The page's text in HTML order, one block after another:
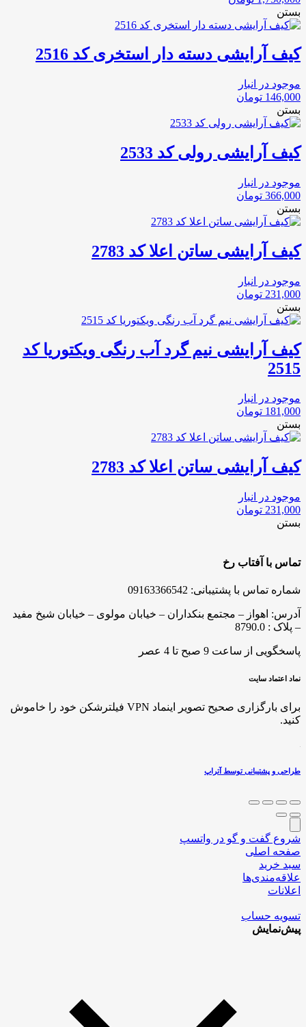
بستن
کیف آرایشی دسته دار استخری کد 2516
موجود در انبار
146,000 تومان
بستن
کیف آرایشی رولی کد 2533
موجود در انبار
366,000 تومان
بستن
کیف آرایشی ساتن اعلا کد 2783
موجود در انبار
231,000 تومان
بستن
کیف آرایشی نیم گرد آب رنگی ویکتوریا کد
2515
موجود در انبار
181,000 تومان
بستن
کیف آرایشی ساتن اعلا کد 2783
موجود در انبار
231,000 تومان
بستن
تماس با آفتاب رخ
شماره تماس با پشتیبانی: 09163366542
آدرس: اهواز – مجتمع بنکداران – خیابان مولوی – خیابان شیخ مفید
– پلاک : 8790.0
پاسخگویی از ساعت 9 صبح تا 4 عصر
نماد اعتماد سایت
برای بارگزاری صحیح تصویر اینماد VPN فیلترشکن خود را خاموش
کنید.
طراحی و پشتیبانی توسط آتراپ
شروع گفت و گو در واتسپ
صفحه اصلی
سبد خرید
علاقه‌مندی‌ها
اعلانات
تسویه حساب
پیش‌نمایش